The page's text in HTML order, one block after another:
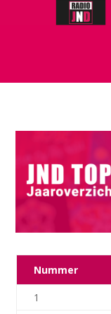
Nummer
1